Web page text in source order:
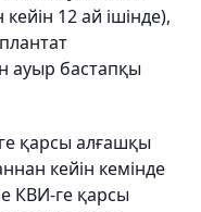
12 ай ішінде),
ауыр бастапқы
қарсы алғашқы
кейін кемінде
КВИ-ге қарсы